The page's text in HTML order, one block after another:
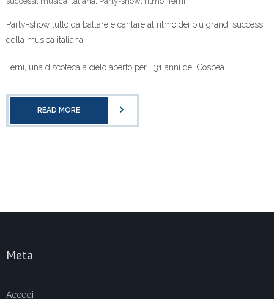
Party-show tutto da ballare e cantare al ritmo dei più grandi successi
della musica italiana
Terni, una discoteca a cielo aperto per i 31 anni del Cospea
READ MORE
Meta
Accedi